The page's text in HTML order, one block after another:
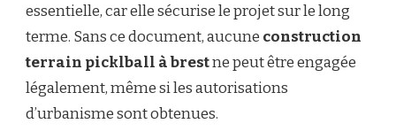
essentielle, car elle sécurise le projet sur le long
terme. Sans ce document, aucune construction
terrain picklball à brestne peut être engagée
légalement, même si les autorisations
d’urbanisme sont obtenues.